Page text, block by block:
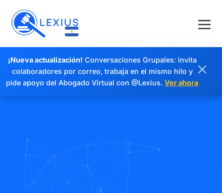
¡Nueva actualización! Conversaciones Grupales: invita
colaboradores por correo, trabaja en el mismo hilo y
pide apoyo del Abogado Virtual con @Lexius. Ver ahora